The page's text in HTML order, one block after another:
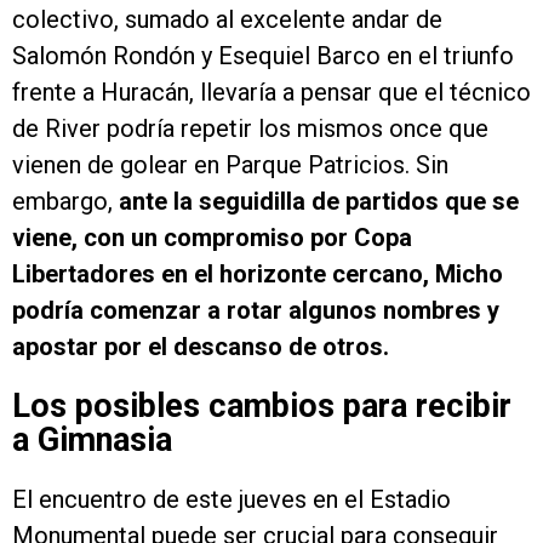
colectivo, sumado al excelente andar de
Salomón Rondón y Esequiel Barco en el triunfo
frente a Huracán, llevaría a pensar que el técnico
de River podría repetir los mismos once que
vienen de golear en Parque Patricios. Sin
embargo, ante la seguidilla de partidos que se
viene, con un compromiso por Copa
Libertadores en el horizonte cercano, Micho
podría comenzar a rotar algunos nombres y
apostar por el descanso de otros.
Los posibles cambios para recibir
a Gimnasia
El encuentro de este jueves en el Estadio
Monumental puede ser crucial para conseguir